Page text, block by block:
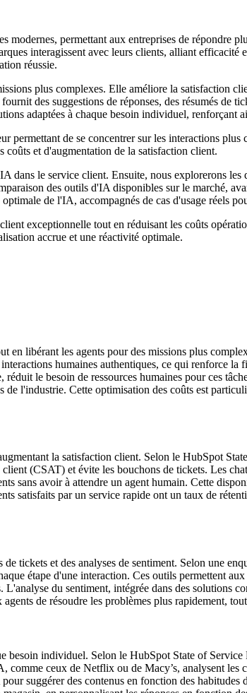
permettant aux entreprises de répondre
interagissent avec leurs clients, alliant efficacité
réussie.
plus complexes. Elle améliore la satisfaction
des suggestions de réponses, des résumés de
adaptées à chaque besoin individuel, renforçant
permettant de se concentrer sur les interactions
et d'augmentation de la satisfaction client.
dans le service client. Ensuite, nous explorerons
des outils d'IA disponibles sur le marché,
de l'IA, accompagnés de cas d'usage réels
exceptionnelle tout en réduisant les coûts
accrue et une réactivité optimale.
libérant les agents pour des missions plus
humaines authentiques, ce qui renforce la
le besoin de ressources humaines pour ces
l'industrie. Cette optimisation des coûts est
la satisfaction client. Selon le HubSpot
(CSAT) et évite les bouchons de tickets. Les
sans avoir à attendre un agent humain. Cette
satisfaits par un service rapide ont un taux de
tickets et des analyses de sentiment. Selon une
étape d'une interaction. Ces outils permettent
du sentiment, intégrée dans des solutions
de résoudre les problèmes plus rapidement,
besoin individuel. Selon le HubSpot State of
ceux de Netflix ou de Macy’s, analysent les
suggérer des contenus en fonction des habitudes